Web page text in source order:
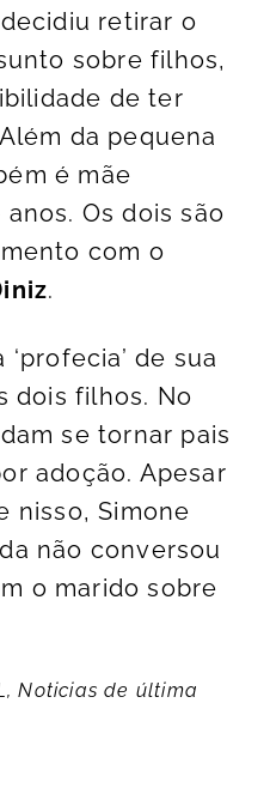
retirar o
sobre filhos,
de ter
da pequena
é mãe
Os dois são
com o
.
de sua
dois filhos. No
se tornar pais
adoção. Apesar
nisso, Simone
não conversou
o marido sobre
,Noticias de última